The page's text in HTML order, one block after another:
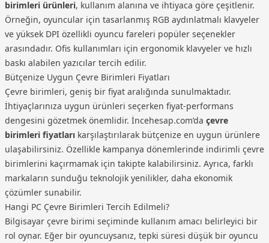
birimleri ürünleri, kullanım alanına ve ihtiyaca göre çeşitlenir.
Örneğin, oyuncular için tasarlanmış RGB aydınlatmalı klavyeler
ve yüksek DPI özellikli oyuncu fareleri popüler seçenekler
arasındadır. Ofis kullanımları için ergonomik klavyeler ve hızlı
baskı alabilen yazıcılar tercih edilir.
Bütçenize Uygun Çevre Birimleri Fiyatları
Çevre birimleri, geniş bir fiyat aralığında sunulmaktadır.
İhtiyaçlarınıza uygun ürünleri seçerken fiyat-performans
dengesini gözetmek önemlidir. İncehesap.com’da çevre
birimleri fiyatları karşılaştırılarak bütçenize en uygun ürünlere
ulaşabilirsiniz. Özellikle kampanya dönemlerinde indirimli çevre
birimlerini kaçırmamak için takipte kalabilirsiniz. Ayrıca, farklı
markaların sunduğu teknolojik yenilikler, daha ekonomik
çözümler sunabilir.
Hangi PC Çevre Birimleri Tercih Edilmeli?
Bilgisayar çevre birimi seçiminde kullanım amacı belirleyici bir
rol oynar. Eğer bir oyuncuysanız, tepki süresi düşük bir oyuncu